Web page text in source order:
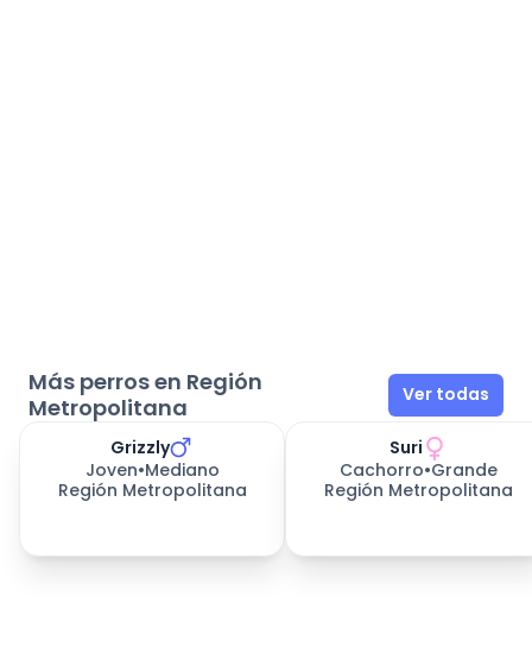
Más perros en Región
Metropolitana
Ver todas
Grizzly
Joven•Mediano
Región Metropolitana
Suri
Cachorro•Grande
Región Metropolitana